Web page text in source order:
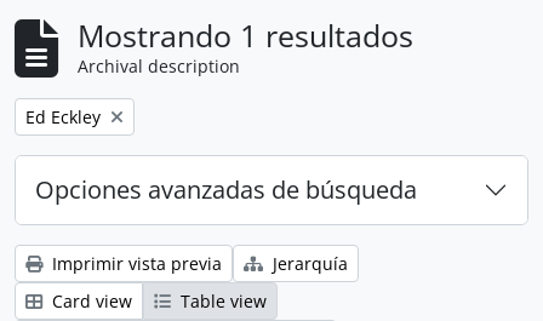
Mostrando 1 resultados
Archival description
Remove filter:
Ed Eckley
Opciones avanzadas de búsqueda
Imprimir vista previa
Jerarquía
Card view
Table view